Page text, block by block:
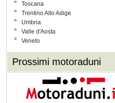
Toscana
Trentino Alto Adige
Umbria
Valle d'Aosta
Veneto
Prossimi motoraduni